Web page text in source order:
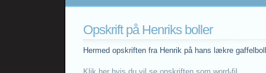
Opskrift på Henriks boller
Hermed opskriften fra Henrik på hans lækre